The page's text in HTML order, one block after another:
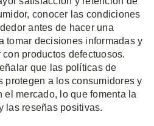
conocer las condiciones
antes de hacer una
tomar decisiones informadas y
productos defectuosos.
que las políticas de
protegen a los consumidores y
el mercado, lo que fomenta la
las reseñas positivas.